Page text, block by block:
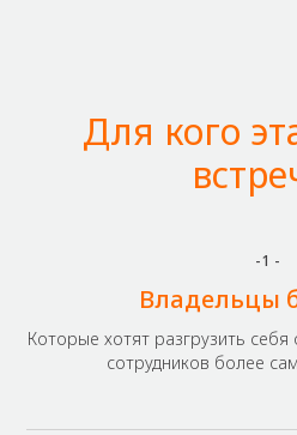
Для кого
-1-
Владельцы
Которые хотят разгрузить
сотрудников более